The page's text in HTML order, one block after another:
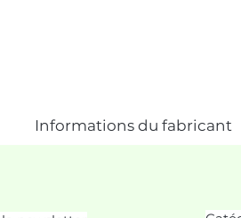
Informations du fabricant